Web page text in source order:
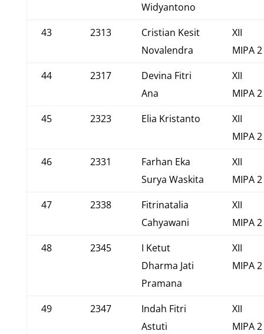
Widyantono
43 2313
Cristian Kesit
Novalendra
XII
MIPA 2
44
2317
Devina Fitri
Ana
XII
MIPA 2
45
2323 Elia Kristanto
XII
MIPA 2
46
2331
Farhan Eka
Surya Waskita
XII
MIPA 2
47
2338
Fitrinatalia
Cahyawani
XII
MIPA 2
48
2345
I Ketut
Dharma Jati
Pramana
XII
MIPA 2
49 2347
Indah Fitri
Astuti
XII
MIPA 2